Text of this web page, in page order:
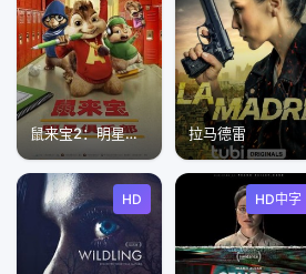
鼠来宝2：明星俱乐部 拉马德雷
HD HD中字